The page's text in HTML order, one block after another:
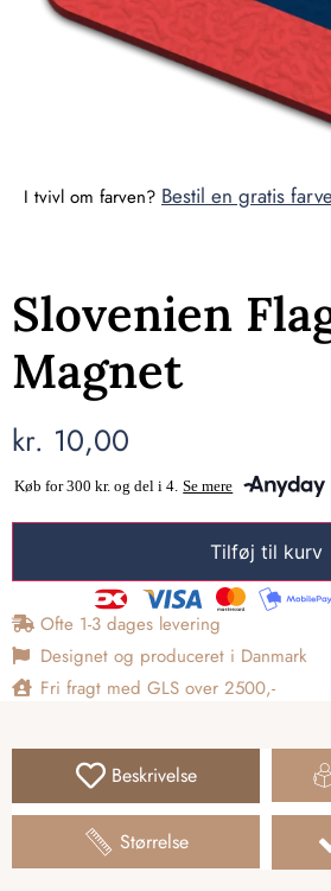
I tvivl om farven? Bestil en gratis
Slovenien
Magnet
kr. 10,00
Tilføj til kurv
Ofte 1-3 dages levering
Designet og produceret i Danmark
Fri fragt med GLS over 2500,-
Beskrivelse
Størrelse